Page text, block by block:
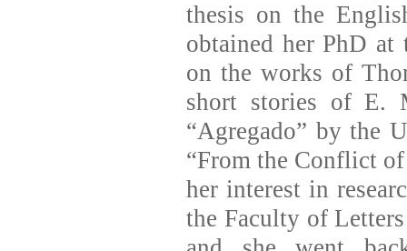
thesis on the
obtained her PhD
on the works of
short stories of E.
“Agregado” by the
“From the Conflict
her interest in
the Faculty of